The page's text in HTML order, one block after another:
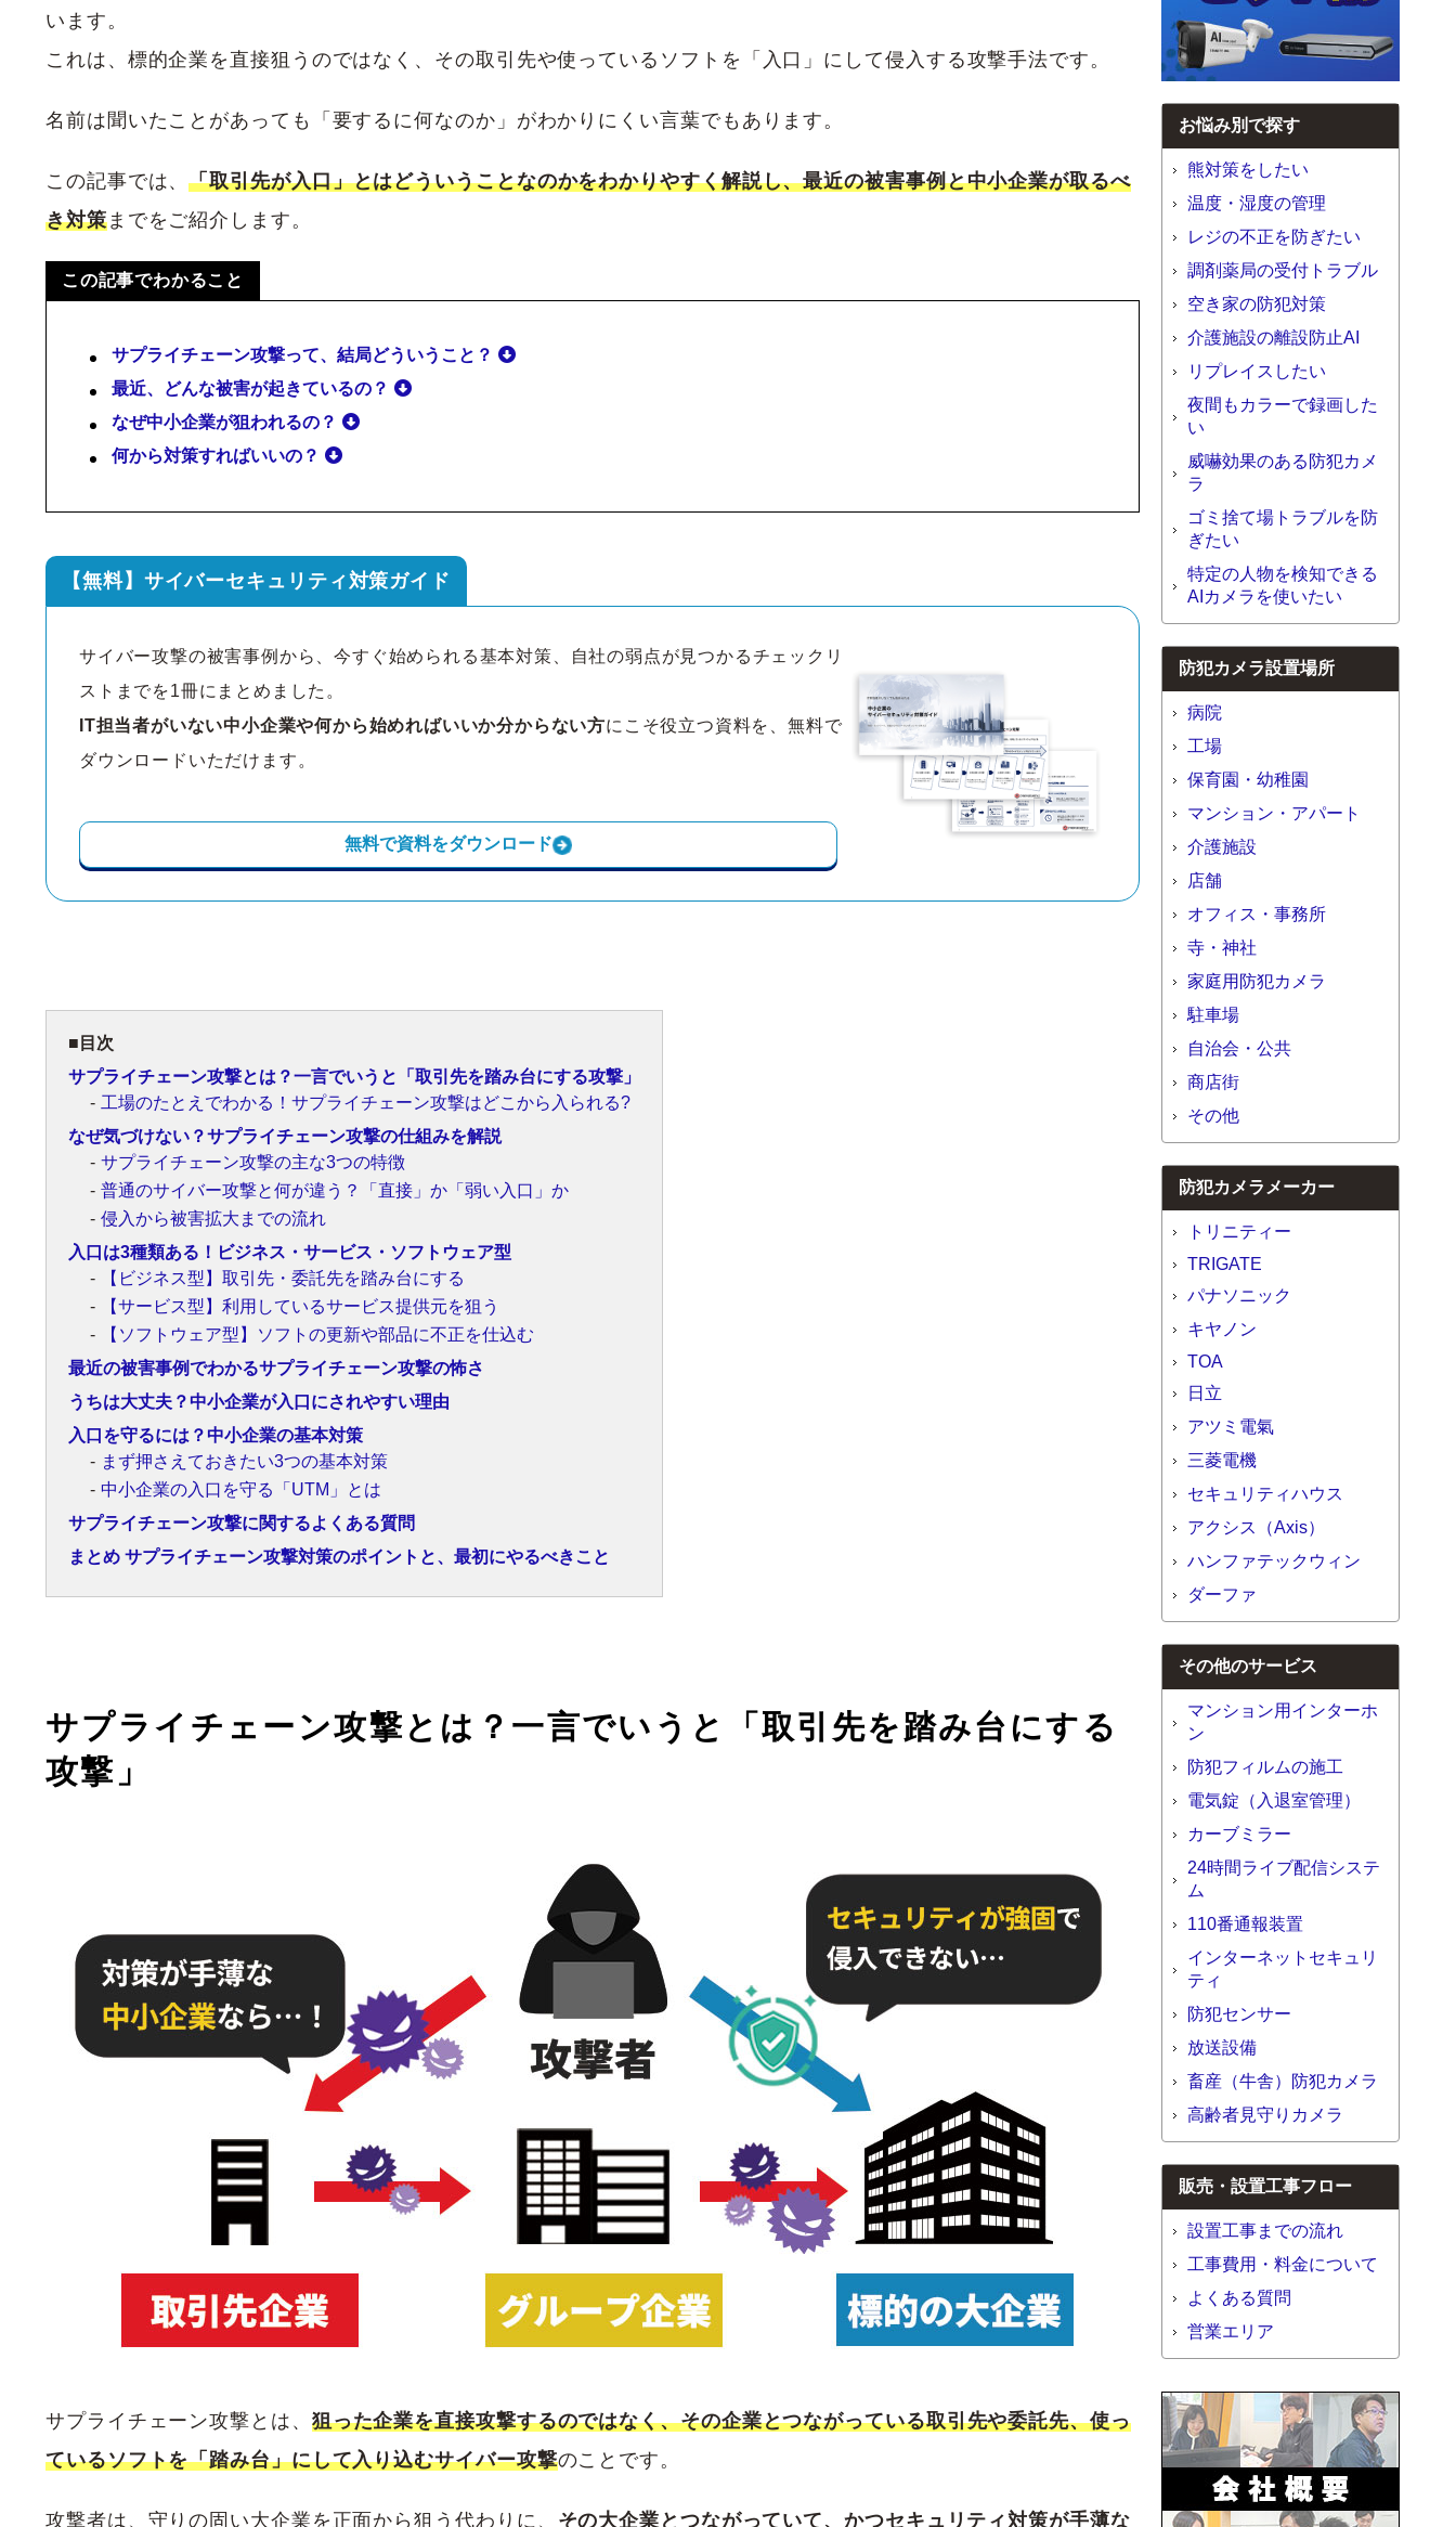
います。
これは、標的企業を直接狙うのではなく、その取引先や使っているソフトを「入口」にして侵入する攻撃手法です。
名前は聞いたことがあっても「要するに何なのか」がわかりにくい言葉でもあります。
この記事では、「取引先が入口」とはどういうことなのかをわかりやすく解説し、最近の被害事例と中小企業が取るべ
き対策までをご紹介します。
この記事でわかること
サプライチェーン攻撃って、結局どういうこと？
最近、どんな被害が起きているの？
なぜ中小企業が狙われるの？
何から対策すればいいの？
【無料】サイバーセキュリティ対策ガイド
サイバー攻撃の被害事例から、今すぐ始められる基本対策、自社の弱点が見つかるチェックリ
ストまでを1冊にまとめました。
IT担当者がいない中小企業や何から始めればいいか分からない方にこそ役立つ資料を、無料で
ダウンロードいただけます。
無料で資料をダウンロード
目次
サプライチェーン攻撃とは？一言でいうと「取引先を踏み台にする攻撃」
工場のたとえでわかる！サプライチェーン攻撃はどこから入られる?
なぜ気づけない？サプライチェーン攻撃の仕組みを解説
サプライチェーン攻撃の主な3つの特徴
普通のサイバー攻撃と何が違う？「直接」か「弱い入口」か
侵入から被害拡大までの流れ
入口は3種類ある！ビジネス・サービス・ソフトウェア型
【ビジネス型】取引先・委託先を踏み台にする
【サービス型】利用しているサービス提供元を狙う
【ソフトウェア型】ソフトの更新や部品に不正を仕込む
最近の被害事例でわかるサプライチェーン攻撃の怖さ
うちは大丈夫？中小企業が入口にされやすい理由
入口を守るには？中小企業の基本対策
まず押さえておきたい3つの基本対策
中小企業の入口を守る「UTM」とは
サプライチェーン攻撃に関するよくある質問
まとめ サプライチェーン攻撃対策のポイントと、最初にやるべきこと
サプライチェーン攻撃とは？ 一言でいうと「取引先を踏み台にする
攻撃」
サプライチェーン攻撃とは、 狙った企業を直接攻撃するのではなく、その企業とつながっている取引先や委託先、使っ
ているソフトを「踏み台」にして入り込むサイバー攻撃のことです。
攻撃者は、守りの固い大企業を正面から狙う代わりに、 その大企業とつながっていて、かつセキュリティ対策が手薄な
お悩み別で探す
熊対策をしたい
温度・湿度の管理
レジの不正を防ぎたい
調剤薬局の受付トラブル
空き家の防犯対策
介護施設の離設防止AI
リプレイスしたい
夜間もカラーで録画した
い
威嚇効果のある防犯カメ
ラ
ゴミ捨て場トラブルを防
ぎたい
特定の人物を検知できる
AIカメラを使いたい
防犯カメラ設置場所
病院
工場
保育園・幼稚園
マンション・アパート
介護施設
店舗
オフィス・事務所
寺・神社
家庭用防犯カメラ
駐車場
自治会・公共
商店街
その他
防犯カメラメーカー
トリニティー
TRIGATE
パナソニック
キヤノン
TOA
日立
アツミ電氣
三菱電機
セキュリティハウス
アクシス（Axis）
ハンファテックウィン
ダーファ
その他のサービス
マンション用インターホ
ン
防犯フィルムの施工
電気錠（入退室管理）
カーブミラー
24時間ライブ配信システ
ム
110番通報装置
インターネットセキュリ
ティ
防犯センサー
放送設備
畜産（牛舎）防犯カメラ
高齢者見守りカメラ
販売・設置工事フロー
設置工事までの流れ
工事費用・料金について
よくある質問
営業エリア